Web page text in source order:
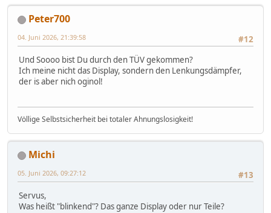
Peter700
#12
04. Juni 2026, 21:39:58
Und Soooo bist Du durch den TÜV gekommen?
Ich meine nicht das Display, sondern den Lenkungsdämpfer,
der is aber nich oginol!
Völlige Selbstsicherheit bei totaler Ahnungslosigkeit!
Michi
#13
05. Juni 2026, 09:27:12
Servus,
Was heißt "blinkend"? Das ganze Display oder nur Teile?